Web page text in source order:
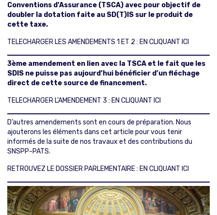
Conventions d’Assurance (TSCA) avec pour objectif de
doubler la dotation faite au SD(T)IS sur le produit de
cette taxe.
TELECHARGER LES AMENDEMENTS 1 ET 2 : EN CLIQUANT ICI
3ème amendement en lien avec la TSCA et le fait que les
SDIS ne puisse pas aujourd’hui bénéficier d’un fléchage
direct de cette source de financement.
TELECHARGER L’AMENDEMENT 3 : EN CLIQUANT ICI
D’autres amendements sont en cours de préparation. Nous
ajouterons les éléments dans cet article pour vous tenir
informés de la suite de nos travaux et des contributions du
SNSPP-PATS.
RETROUVEZ LE DOSSIER PARLEMENTAIRE : EN CLIQUANT ICI